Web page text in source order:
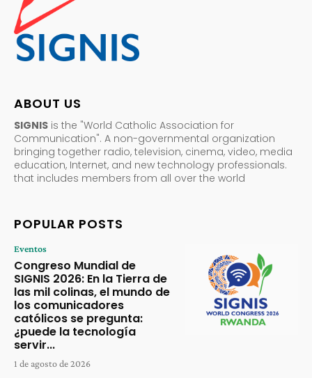
ABOUT US
SIGNIS is the "World Catholic Association for
Communication". A non-governmental organization
bringing together radio, television, cinema, video, media
education, Internet, and new technology professionals.
that includes members from all over the world
POPULAR POSTS
Eventos
Congreso Mundial de
SIGNIS 2026: En la Tierra de
las mil colinas, el mundo de
los comunicadores
católicos se pregunta:
¿puede la tecnología
servir...
1 de agosto de 2026